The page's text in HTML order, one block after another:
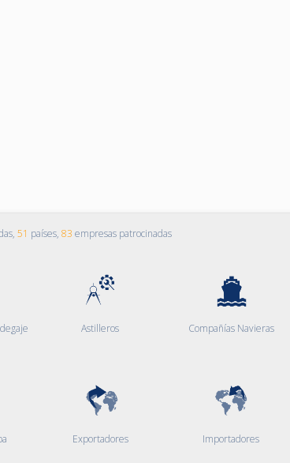
51 países, 83 empresas patrocinadas
Astilleros Compañías Navieras
Exportadores Importadores